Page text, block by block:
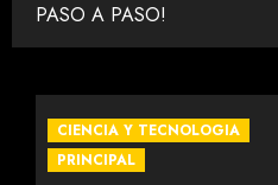
PASO A PASO!
CIENCIA Y TECNOLOGIA
PRINCIPAL